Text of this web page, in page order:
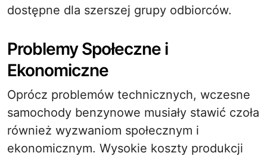
dostępne dla szerszej grupy odbiorców.
Problemy Społeczne i
Ekonomiczne
Oprócz problemów technicznych, wczesne
samochody benzynowe musiały stawić czoła
również wyzwaniom społecznym i
ekonomicznym. Wysokie koszty produkcji